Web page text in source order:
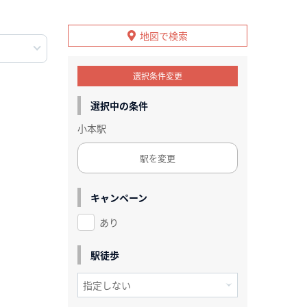
地図で検索
選択条件変更
選択中の条件
小本駅
駅を変更
キャンペーン
あり
駅徒歩